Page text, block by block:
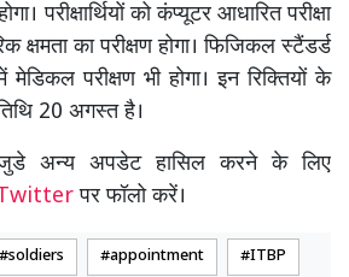
परीक्षार्थियों को कंप्यूटर आधारित परीक्षा
क्षमता का परीक्षण होगा। फिजिकल स्टैंडर्ड
परीक्षण भी होगा। इन रिक्तियों के
20 अगस्त है।
अन्य अपडेट हासिल करने के लिए
पर फॉलो करें।
soldiers appointment ITBP